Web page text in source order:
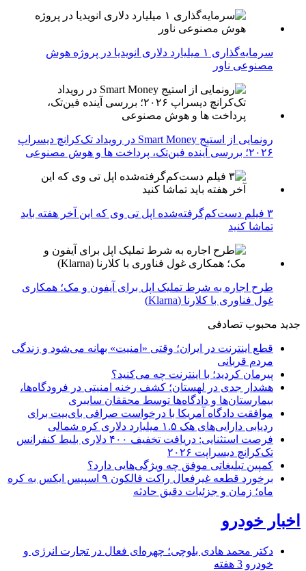
سرمایه‌گذاری ۱ میلیارد دلاری انویدیا در پروژه هوش
مصنوعی ناور
رونمایی از استیج Smart Money در رویداد تک‌کرانچ دیسراپ
۲۰۲۶؛ بررسی آینده فین‌تک، پرداخت‌ ها و هوش مصنوعی
۳ فیلم دست‌کم‌گرفته‌شده اپل تی وی که این آخر هفته باید
تماشا کنید
طرح اجاره به شرط تملیک اپل برای آیفون و مک؛ همکاری
غول فناوری با کلارنا (Klarna)
جدید محبوب تصادفی
قطع اینترنت در ایران؛ وقتی «امنیت» بهانه می‌شود و زندگی
مردم قربانی
پیرمان کردید؛ با اینترنت چه می‌کنید؟
هشدار جدی در لهستان؛ کشف رخنه امنیتی در فرودگاه‌ها،
بیمارستان‌ها و دادگاه‌ها توسط محققان سایبری
موافقت دادگاه آمریکا با درخواست صرافی بای‌بیت برای
ردیابی دارایی‌های هک ۱.۵ میلیارد دلاری کره شمالی
فرصت استثنایی: دریافت تخفیف ۴۰۰ دلاری بلیط کنفرانس
تک‌کرانچ دیسراپت ۲۰۲۶
کمپین تبلیغاتی موفق چه ویژگی‌هایی دارد؟
برخورد قطعه غیرفعال راکت فالکون ۹ اسپیس ایکس به کره
ماه؛ زمان و جزئیات دقیق حادثه
اخبار خودرو
دکتر محمد هادی بلوچی؛ چهره‌ای فعال در تجارت انرژی و
خودرو 3 هفته